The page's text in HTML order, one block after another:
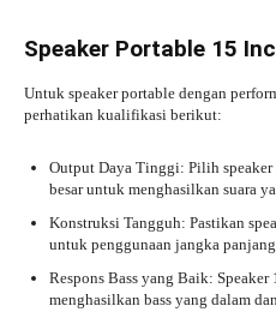
Speaker Portable 15
Untuk speaker portable dengan
perhatikan kualifikasi berikut:
Output Daya Tinggi: Pilih
besar untuk menghasilkan suara
Konstruksi Tangguh: Pastikan
untuk penggunaan jangka
Respons Bass yang Baik: Speaker
menghasilkan bass yang dalam